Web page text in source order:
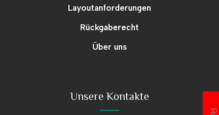
Layoutanforderungen
Rückgaberecht
Über uns
Unsere Kontakte